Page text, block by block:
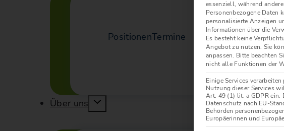
PositionenTermine
Über uns
essenziell, während
Personenbezogene Daten
personalisierte Anzeigen
Informationen über die
Es besteht keine
Angebot zu nutzen. Sie
anpassen. Bitte beachten
nicht alle Funktionen der
Einige Services
Nutzung dieser Services
Art. 49 (1) lit. a GDPR ein.
Datenschutz nach EU-
Behörden
Europäerinnen und